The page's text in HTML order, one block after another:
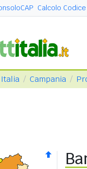
Calcolo
Italia Campania